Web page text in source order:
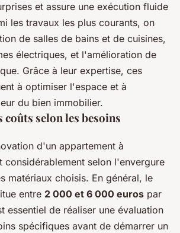
et assure une exécution fluide
les travaux les plus courants, on
de salles de bains et de cuisines,
électriques, et l'amélioration de
Grâce à leur expertise, ces
à optimiser l'espace et à
du bien immobilier.
selon les besoins
d'un appartement à
considérablement selon l'envergure
matériaux choisis. En général, le
entre 2 000 et 6 000 euros par
essentiel de réaliser une évaluation
spécifiques avant de démarrer un